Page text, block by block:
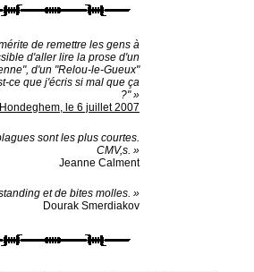
de remettre les gens à
d'aller lire la prose d'un
d'un "Relou-le-Gueux"
ce que j'écris si mal que ça
?" »
Hondeghem, le 6 juillet 2007
sont les plus courtes.
CMV,s. »
Jeanne Calment
et de bites molles. »
Dourak Smerdiakov